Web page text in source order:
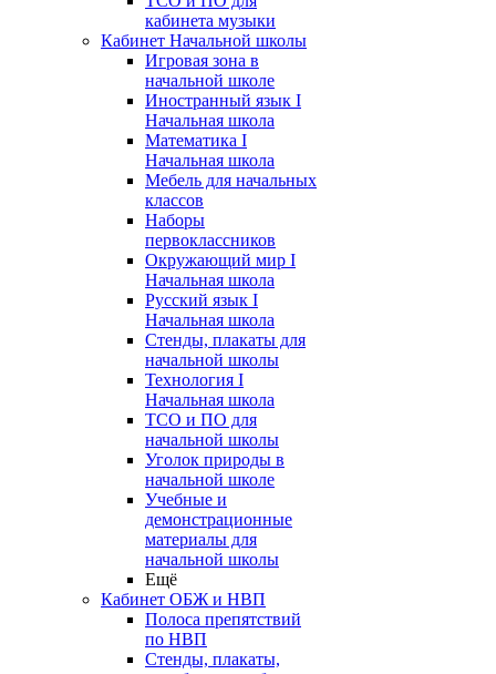
кабинета музыки
Кабинет Начальной школы
Игровая зона в
начальной школе
Иностранный язык I
Начальная школа
Математика I
Начальная школа
Мебель для начальных
классов
Наборы
первоклассников
Окружающий мир I
Начальная школа
Русский язык I
Начальная школа
Стенды, плакаты для
начальной школы
Технология I
Начальная школа
ТСО и ПО для
начальной школы
Уголок природы в
начальной школе
Учебные и
демонстрационные
материалы для
начальной школы
Ещё
Кабинет ОБЖ и НВП
Полоса препятствий
по НВП
Стенды, плакаты,